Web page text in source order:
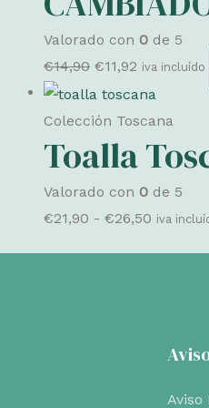
Valorado con 0 de 5
€14,90 El
precio
original
era:
€14,90.
€11,92 El
precio
actual
es:
€11,92.
iva incluído
Colección Toscana
Toalla
Valorado con 0 de 5
€21,90 - €26,50 Rango
hasta
iva
Aviso